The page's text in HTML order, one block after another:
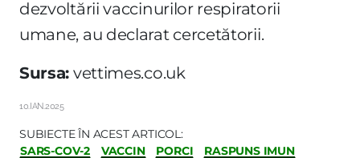
dezvoltării vaccinurilor respiratorii
umane, au declarat cercetătorii.
Sursa: vettimes.co.uk
10.IAN.2025
SUBIECTE ÎN ACEST ARTICOL:
SARS-COV-2
VACCIN PORCI
RASPUNS IMUN